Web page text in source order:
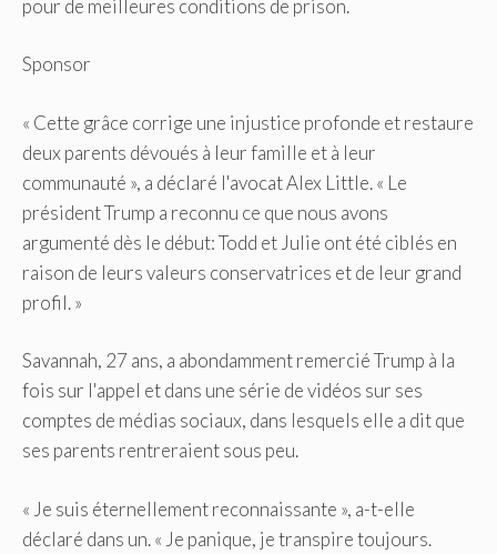
pour de meilleures conditions de prison.
Sponsor
« Cette grâce corrige une injustice profonde et restaure
deux parents dévoués à leur famille et à leur
communauté », a déclaré l'avocat Alex Little. « Le
président Trump a reconnu ce que nous avons
argumenté dès le début: Todd et Julie ont été ciblés en
raison de leurs valeurs conservatrices et de leur grand
profil. »
Savannah, 27 ans, a abondamment remercié Trump à la
fois sur l'appel et dans une série de vidéos sur ses
comptes de médias sociaux, dans lesquels elle a dit que
ses parents rentreraient sous peu.
« Je suis éternellement reconnaissante », a-t-elle
déclaré dans un. « Je panique, je transpire toujours.